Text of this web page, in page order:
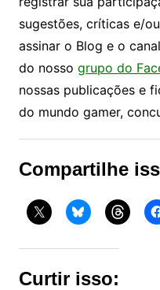
sugestões, críticas e/
assinar o Blog e o
do nosso grupo do
nossas publicações e
do mundo gamer,
Compartilhe
Curtir isso: